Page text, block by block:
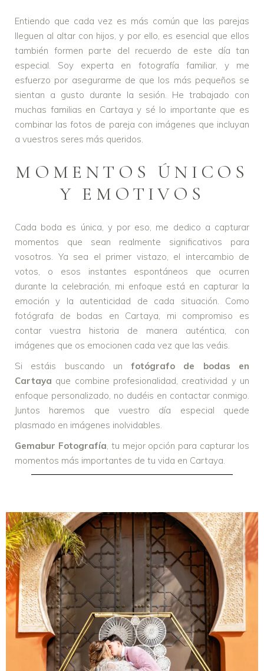
Entiendo que cada vez es más común que las parejas
lleguen al altar con hijos, y por ello, es esencial que ellos
también formen parte del recuerdo de este día tan
especial. Soy experta en fotografía familiar, y me
esfuerzo por asegurarme de que los más pequeños se
sientan a gusto durante la sesión. He trabajado con
muchas familias en Cartaya y sé lo importante que es
combinar las fotos de pareja con imágenes que incluyan
a vuestros seres más queridos.
MOMENTOS ÚNICOS
Y EMOTIVOS
Cada boda es única, y por eso, me dedico a capturar
momentos que sean realmente significativos para
vosotros. Ya sea el primer vistazo, el intercambio de
votos, o esos instantes espontáneos que ocurren
durante la celebración, mi enfoque está en capturar la
emoción y la autenticidad de cada situación. Como
fotógrafa de bodas en Cartaya, mi compromiso es
contar vuestra historia de manera auténtica, con
imágenes que os emocionen cada vez que las veáis.
Si estáis buscando unfotógrafo de bodas en
Cartaya que combine profesionalidad, creatividad y un
enfoque personalizado, no dudéis en contactar conmigo.
Juntos haremos que vuestro día especial quede
plasmado en imágenes inolvidables.
Gemabur Fotografía, tu mejor opción para capturar los
momentos más importantes de tu vida en Cartaya.